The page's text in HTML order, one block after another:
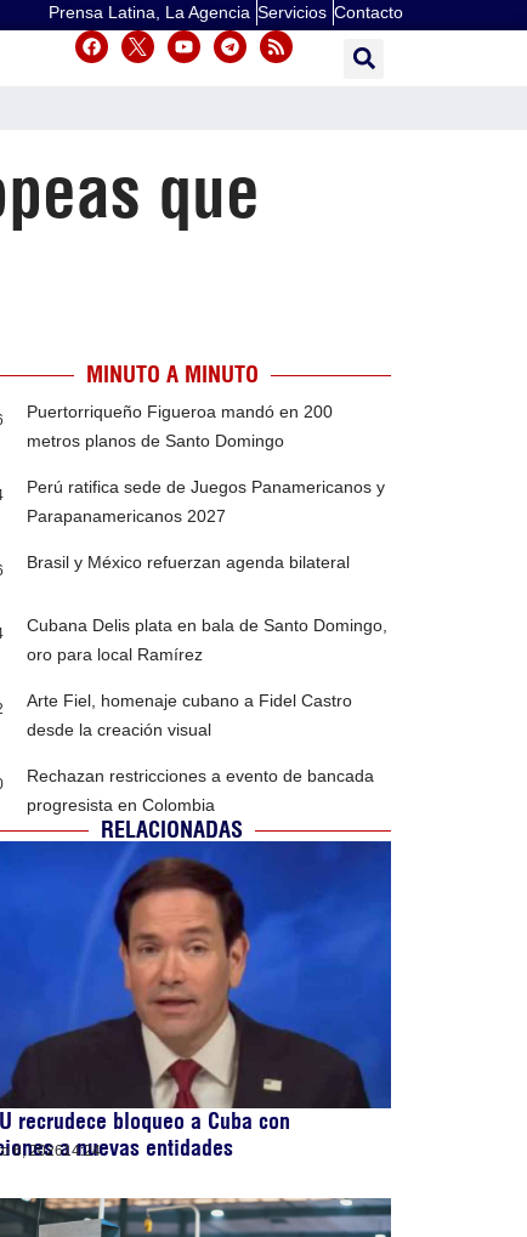
Prensa Latina, La Agencia Servicios Contacto
que
MINUTO A MINUTO
Puertorriqueño Figueroa mandó en 200
metros planos de Santo Domingo
Perú ratifica sede de Juegos Panamericanos y
Parapanamericanos 2027
Brasil y México refuerzan agenda bilateral
Cubana Delis plata en bala de Santo Domingo,
oro para local Ramírez
Arte Fiel, homenaje cubano a Fidel Castro
desde la creación visual
Rechazan restricciones a evento de bancada
progresista en Colombia
RELACIONADAS
recrudece bloqueo a Cuba con
a nuevas entidades
6, 202614:24